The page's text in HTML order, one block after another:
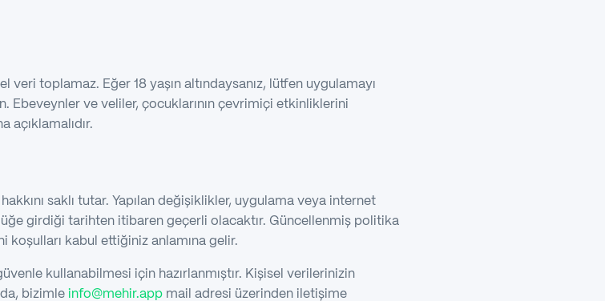
veri toplamaz. Eğer 18 yaşın altındaysanız, lütfen uygulamayı
Ebeveynler ve veliler, çocuklarının çevrimiçi etkinliklerini
açıklamalıdır.
saklı tutar. Yapılan değişiklikler, uygulama veya internet
girdiği tarihten itibaren geçerli olacaktır. Güncellenmiş politika
koşulları kabul ettiğiniz anlamına gelir.
kullanabilmesi için hazırlanmıştır. Kişisel verilerinizin
bizimle info@mehir.appmail adresi üzerinden iletişime